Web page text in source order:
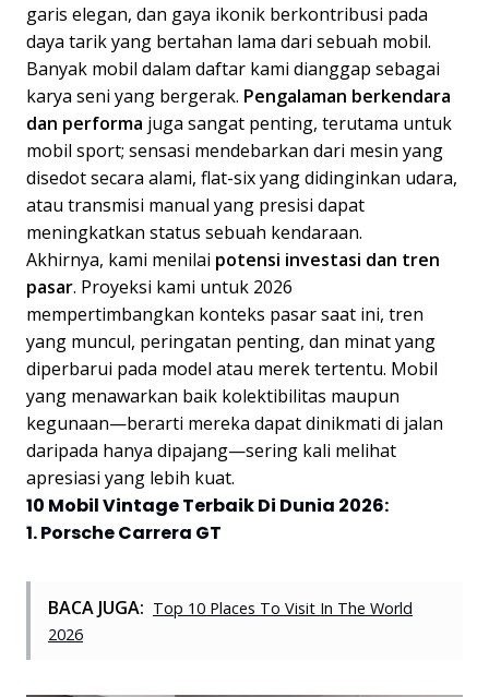
garis elegan, dan gaya ikonik berkontribusi pada
daya tarik yang bertahan lama dari sebuah mobil.
Banyak mobil dalam daftar kami dianggap sebagai
karya seni yang bergerak. Pengalaman berkendara
dan performa juga sangat penting, terutama untuk
mobil sport; sensasi mendebarkan dari mesin yang
disedot secara alami, flat-six yang didinginkan udara,
atau transmisi manual yang presisi dapat
meningkatkan status sebuah kendaraan.
Akhirnya, kami menilai potensi investasi dan tren
pasar. Proyeksi kami untuk 2026
mempertimbangkan konteks pasar saat ini, tren
yang muncul, peringatan penting, dan minat yang
diperbarui pada model atau merek tertentu. Mobil
yang menawarkan baik kolektibilitas maupun
kegunaan—berarti mereka dapat dinikmati di jalan
daripada hanya dipajang—sering kali melihat
apresiasi yang lebih kuat.
10 Mobil Vintage Terbaik Di Dunia 2026:
1. Porsche Carrera GT
BACA JUGA: Top 10 Places To Visit In The World
2026